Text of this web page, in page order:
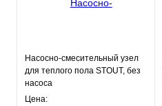
Насосно-смесительный узел
для теплого пола STOUT, без
насоса
Цена: